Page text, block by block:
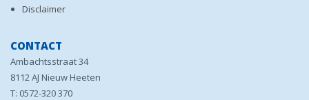
Disclaimer
CONTACT
Ambachtsstraat 34
8112 AJ Nieuw Heeten
T: 0572-320 370